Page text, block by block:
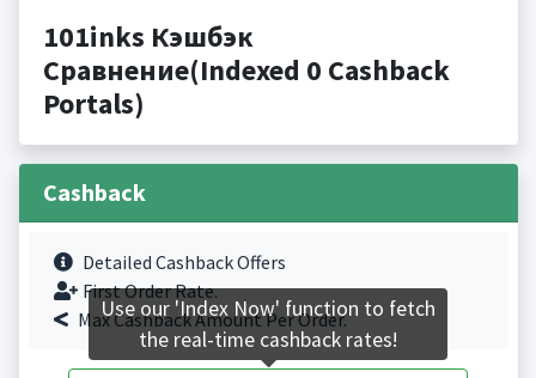
101inks Кэшбэк
Сравнение(Indexed 0 Cashback
Portals)
Cashback
Detailed Cashback Offers
First Order Rate.
Max Cashback Amount Per Order.
Use our 'Index Now' function to fetch
the real-time cashback rates!